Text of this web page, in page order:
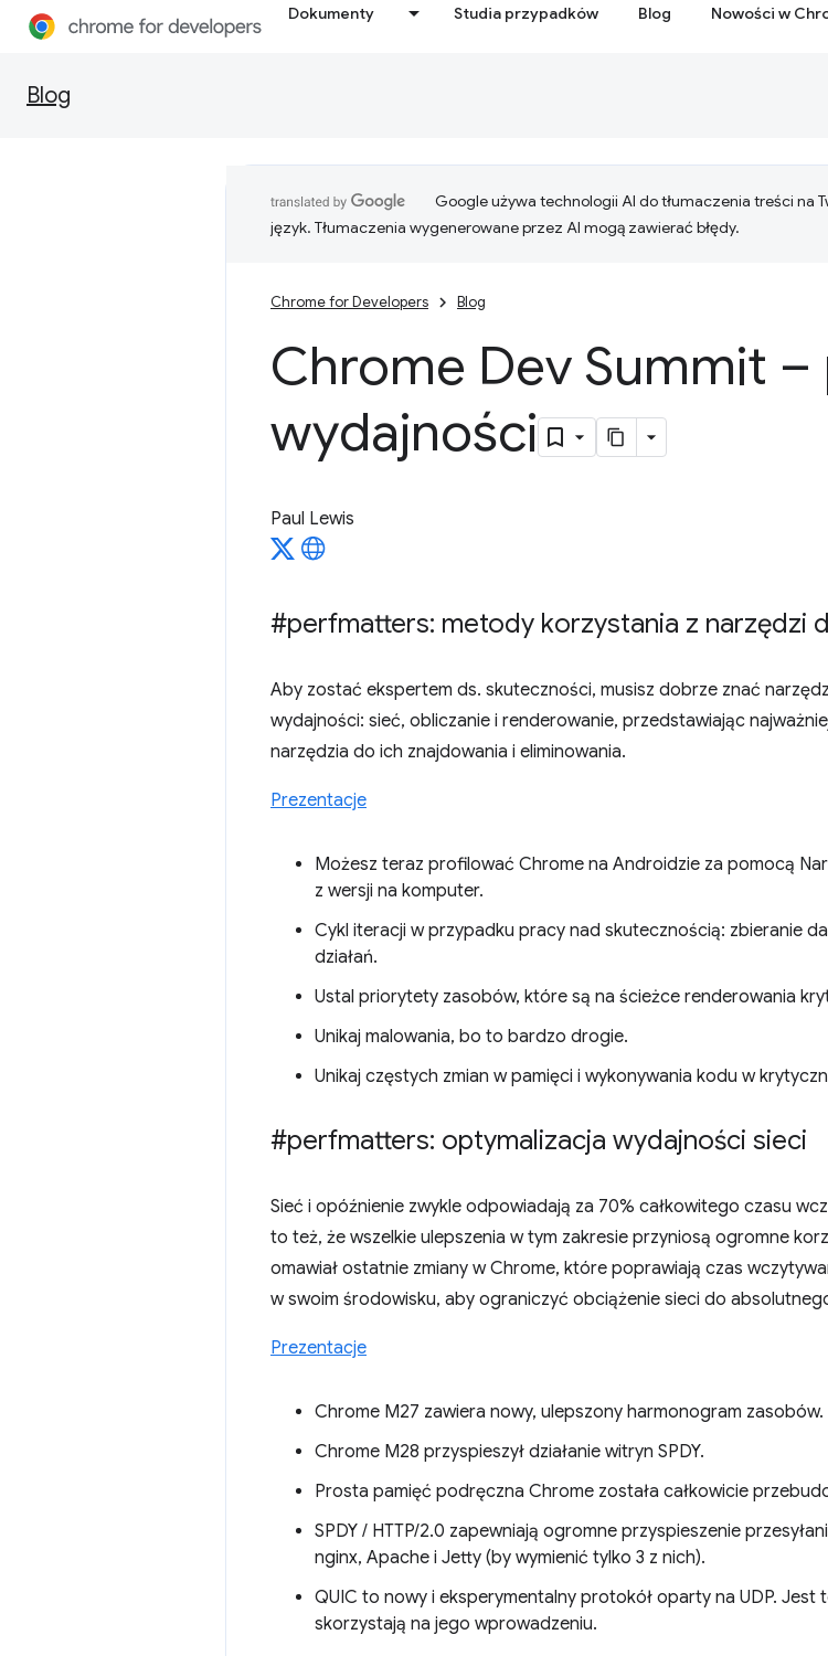
Dokumenty Studia przypadków Blog Nowości w
Blog
Google używa technologii AI do tłumaczenia treści na
język. Tłumaczenia wygenerowane przez AI mogą zawierać błędy.
Chrome for Developers Blog
Chrome Dev Summit
wydajności
Paul Lewis
#perfmatters: metody korzystania z narzędzi
Aby zostać ekspertem ds. skuteczności, musisz dobrze znać
wydajności: sieć, obliczanie i renderowanie, przedstawiając
narzędzia do ich znajdowania i eliminowania.
Prezentacje
Możesz teraz profilować Chrome na Androidzie za pomocą
z wersji na komputer.
Cykl iteracji w przypadku pracy nad skutecznością: zbieranie
działań.
Ustal priorytety zasobów, które są na ścieżce renderowania
Unikaj malowania, bo to bardzo drogie.
Unikaj częstych zmian w pamięci i wykonywania kodu w
#perfmatters: optymalizacja wydajności sieci
Sieć i opóźnienie zwykle odpowiadają za 70% całkowitego czasu
to też, że wszelkie ulepszenia w tym zakresie przyniosą ogromne
omawiał ostatnie zmiany w Chrome, które poprawiają czas
w swoim środowisku, aby ograniczyć obciążenie sieci do
Prezentacje
Chrome M27 zawiera nowy, ulepszony harmonogram zasobów.
Chrome M28 przyspieszył działanie witryn SPDY.
Prosta pamięć podręczna Chrome została całkowicie
SPDY / HTTP/2.0 zapewniają ogromne przyspieszenie
nginx, Apache i Jetty (by wymienić tylko 3 z nich).
QUIC to nowy i eksperymentalny protokół oparty na UDP.
skorzystają na jego wprowadzeniu.